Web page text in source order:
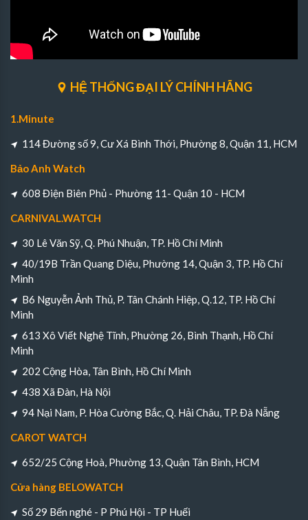
HỆ THỐNG ĐẠI LÝ CHÍNH HÃNG
1.Minute
114 Đường số 9, Cư Xá Bình Thới, Phường 8, Quận 11, HCM
Bảo Anh Watch
608 Điện Biên Phủ - Phường 11- Quận 10 - HCM
CARNIVAL.WATCH
30 Lê Văn Sỹ, Q. Phú Nhuận, TP. Hồ Chí Minh
40/19B Trần Quang Diệu, Phường 14, Quận 3, TP. Hồ Chí
Minh
B6 Nguyễn Ảnh Thủ, P. Tân Chánh Hiệp, Q.12, TP. Hồ Chí
Minh
613 Xô Viết Nghệ Tĩnh, Phường 26, Bình Thạnh, Hồ Chí
Minh
202 Cộng Hòa, Tân Bình, Hồ Chí Minh
438 Xã Đàn, Hà Nội
94 Nại Nam, P. Hòa Cường Bắc, Q. Hải Châu, TP. Đà Nẵng
CAROT WATCH
652/25 Cộng Hoà, Phường 13, Quận Tân Bình, HCM
Cửa hàng BELOWATCH
Số 29 Bến nghé - P Phú Hội - TP Huếi